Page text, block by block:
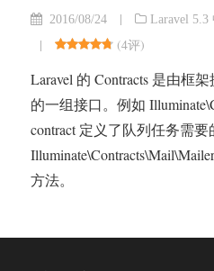
2016/08/24 | Laravel 5.3
| (4评)
Laravel 的 Contracts 是由框
的一组接口。例如
contract 定义了队列任务需
方法。